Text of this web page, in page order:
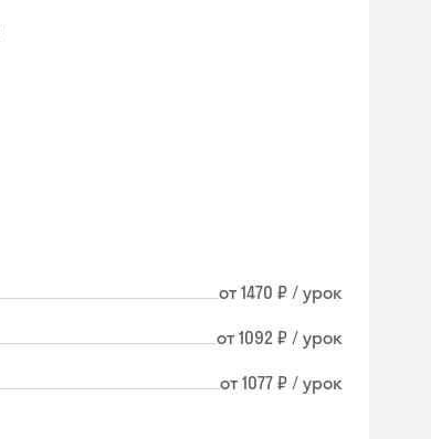
от 1470 ₽ / урок
от 1092 ₽ / урок
от 1077 ₽ / урок